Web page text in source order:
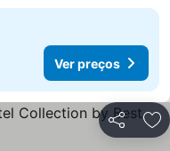
Ver preços
Partilhar